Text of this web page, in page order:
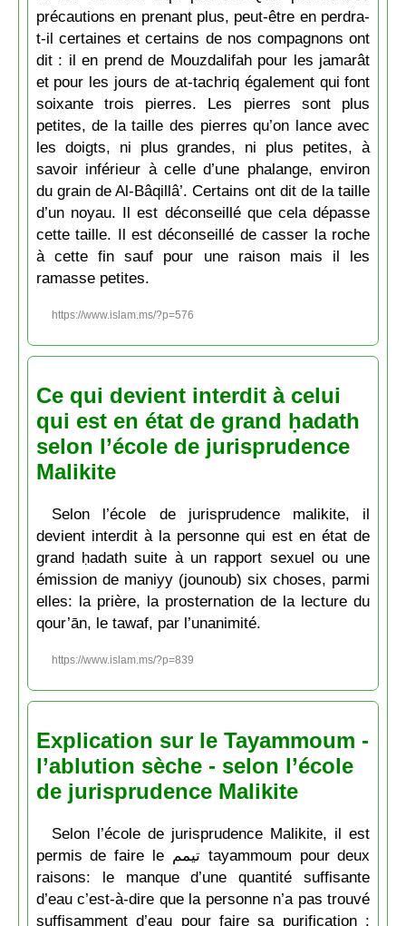
précautions en prenant plus, peut-être en perdra-
t-il certaines et certains de nos compagnons ont
dit : il en prend de Mouzdalifah pour les jamarât
et pour les jours de at-tachriq également qui font
soixante trois pierres. Les pierres sont plus
petites, de la taille des pierres qu’on lance avec
les doigts, ni plus grandes, ni plus petites, à
savoir inférieur à celle d’une phalange, environ
du grain de Al-Bâqillâ’. Certains ont dit de la taille
d’un noyau. Il est déconseillé que cela dépasse
cette taille. Il est déconseillé de casser la roche
à cette fin sauf pour une raison mais il les
ramasse petites.
https://www.islam.ms/?p=576
Ce qui devient interdit à celui
qui est en état de grand ḥadath
selon l’école de jurisprudence
Malikite
Selon l’école de jurisprudence malikite, il
devient interdit à la personne qui est en état de
grand ḥadath suite à un rapport sexuel ou une
émission de maniyy (jounoub) six choses, parmi
elles: la prière, la prosternation de la lecture du
qour’ān, le tawaf, par l’unanimité.
https://www.islam.ms/?p=839
Explication sur le Tayammoum -
l’ablution sèche - selon l’école
de jurisprudence Malikite
Selon l’école de jurisprudence Malikite, il est
permis de faire le تيمم tayammoum pour deux
raisons: le manque d’une quantité suffisante
d’eau c’est-à-dire que la personne n’a pas trouvé
suffisamment d’eau pour faire sa purification :